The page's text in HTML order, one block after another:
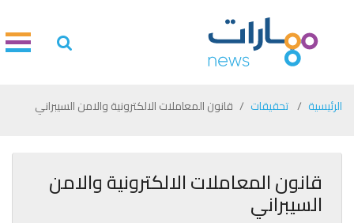
الرئيسية تحقيقات قانون المعاملات الالكترونية والامن السيبراني
قانون المعاملات الالكترونية والامن
السيبراني